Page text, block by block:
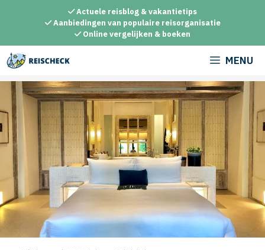
inhoud
Actuele reisblog & vakantietips
Aanbiedingen van populaire reisorganisatie
Online vergelijken & boeken
MENU